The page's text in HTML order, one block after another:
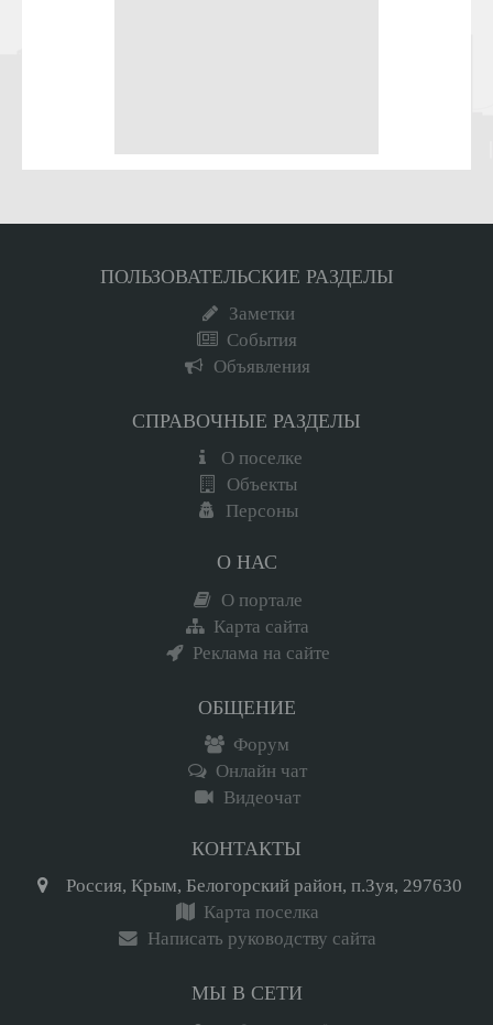
ПОЛЬЗОВАТЕЛЬСКИЕ РАЗДЕЛЫ
Заметки
События
Объявления
СПРАВОЧНЫЕ РАЗДЕЛЫ
О поселке
Объекты
Персоны
О НАС
О портале
Карта сайта
Реклама на сайте
ОБЩЕНИЕ
Форум
Онлайн чат
Видеочат
КОНТАКТЫ
Россия, Крым, Белогорский район, п.Зуя, 297630
Карта поселка
Написать руководству сайта
МЫ В СЕТИ